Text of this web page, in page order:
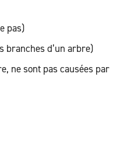
pas)
branches d’un arbre)
ne sont pas causées par